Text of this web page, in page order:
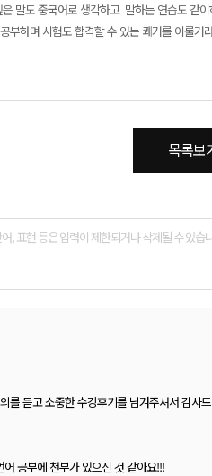
말도 중국어로 생각하고 말하는 연습도 같
부하며 시험도 합격할 수 있는 쾌거를 이룰
목록보
를 듣고 소중한 수강후기를 남겨주셔서 감사
공부에 천부가 있으신 것 같아요!!!